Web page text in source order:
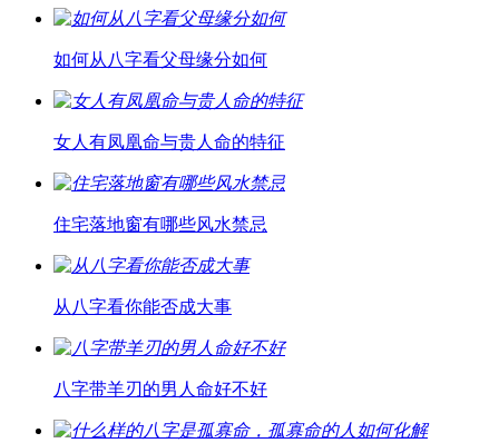
如何从八字看父母缘分如何
女人有凤凰命与贵人命的特征
住宅落地窗有哪些风水禁忌
从八字看你能否成大事
八字带羊刃的男人命好不好